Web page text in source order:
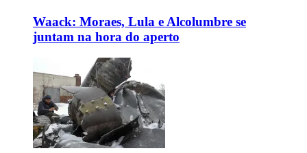
Waack: Moraes, Lula e Alcolumbre se
juntam na hora do aperto